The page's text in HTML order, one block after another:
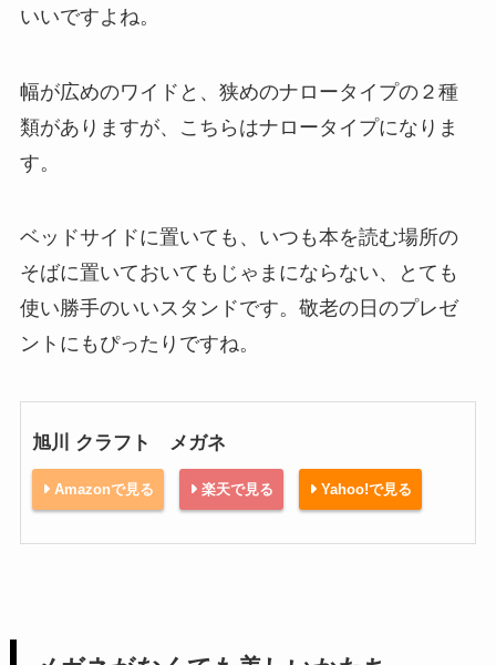
いいですよね。
幅が広めのワイドと、狭めのナロータイプの２種
類がありますが、こちらはナロータイプになりま
す。
ベッドサイドに置いても、いつも本を読む場所の
そばに置いておいてもじゃまにならない、とても
使い勝手のいいスタンドです。敬老の日のプレゼ
ントにもぴったりですね。
旭川 クラフト メガネ
Amazonで見る 楽天で見る Yahoo!で見る